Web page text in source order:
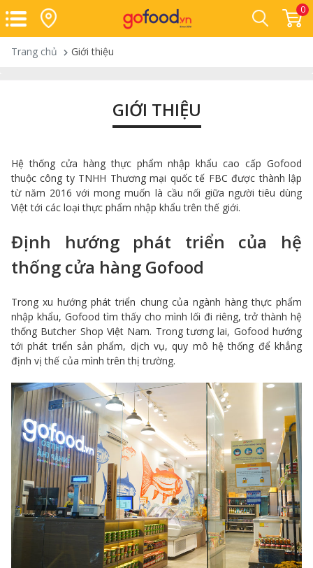
0
Trang chủ Giới thiệu
GIỚI THIỆU
Hệ thống cửa hàng thực phẩm nhập khẩu cao cấp Gofood
thuộc công ty TNHH Thương mại quốc tế FBC được thành lập
từ năm 2016 với mong muốn là cầu nối giữa người tiêu dùng
Việt tới các loại thực phẩm nhập khẩu trên thế giới.
Định hướng phát triển của hệ
thống cửa hàng Gofood
Trong xu hướng phát triển chung của ngành hàng thực phẩm
nhập khẩu, Gofood tìm thấy cho mình lối đi riêng, trở thành hệ
thống Butcher Shop Việt Nam. Trong tương lai, Gofood hướng
tới phát triển sản phẩm, dịch vụ, quy mô hệ thống để khẳng
định vị thế của mình trên thị trường.